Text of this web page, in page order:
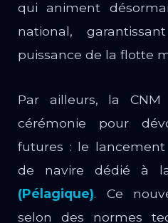
qui animent
national,
puissance de la flotte
Par ailleurs, la
cérémonie pour
futures : le
de navire dédié à
(Pélagique). Ce
selon des normes